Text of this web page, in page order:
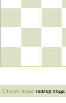
Статус игры: номер хода